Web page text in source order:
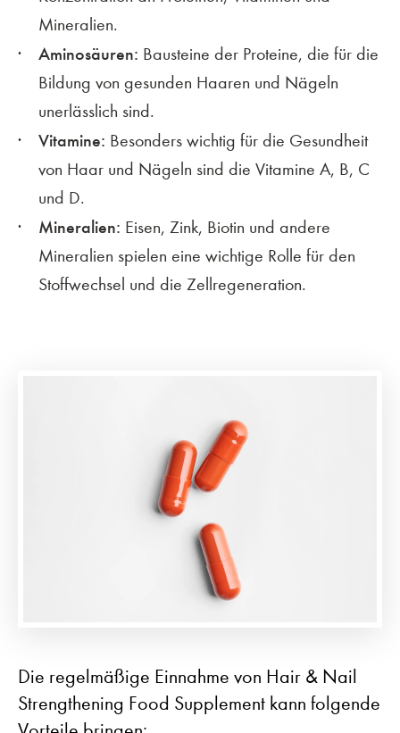
Mineralien.
Aminosäuren: Bausteine der Proteine, die für die
Bildung von gesunden Haaren und Nägeln
unerlässlich sind.
Vitamine: Besonders wichtig für die Gesundheit
von Haar und Nägeln sind die Vitamine A, B, C
und D.
Mineralien: Eisen, Zink, Biotin und andere
Mineralien spielen eine wichtige Rolle für den
Stoffwechsel und die Zellregeneration.
Die regelmäßige Einnahme von Hair & Nail
Strengthening Food Supplement kann folgende